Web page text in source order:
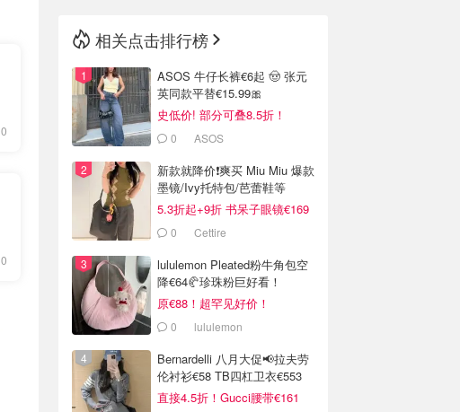
0
0
相关点击排行榜
ASOS 牛仔长裤€6起 🤠 张元
英同款平替€15.99🎀
史低价! 部分可叠8.5折！
0 ASOS
新款就降价❗️爽买 Miu Miu 爆款
墨镜/Ivy托特包/芭蕾鞋等
5.3折起+9折 书呆子眼镜€169
0 Cettire
lululemon Pleated粉牛角包空
降€64🥐珍珠粉巨好看！
原€88！超罕见好价！
0 lululemon
Bernardelli 八月大促📢拉夫劳
伦衬衫€58 TB四杠卫衣€553
直接4.5折！Gucci腰带€161